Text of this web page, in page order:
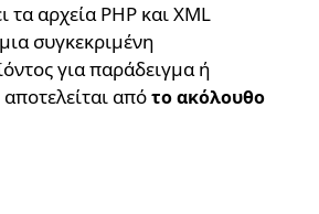
τα αρχεία PHP και XML
συγκεκριμένη
για παράδειγμα ή
απότο ακόλουθο